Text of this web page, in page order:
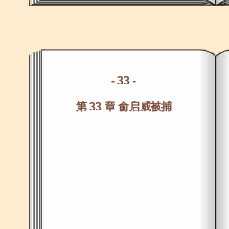
- 33 -
第 33 章 俞启威被捕